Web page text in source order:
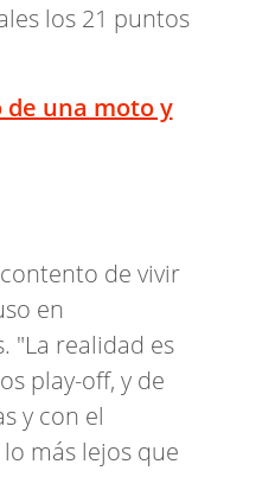
los 21 puntos
una moto y
de vivir
en
"La realidad es
play-off, y de
y con el
más lejos que